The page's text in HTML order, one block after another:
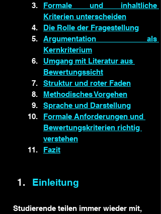
Formale und inhaltliche
Kriterien unterscheiden
Die Rolle der Fragestellung
Argumentation als
Kernkriterium
Umgang mit Literatur aus
Bewertungssicht
Struktur und roter Faden
Methodisches Vorgehen
Sprache und Darstellung
Formale Anforderungen und
Bewertungskriterien richtig
verstehen
Fazit
Einleitung
Studierende teilen immer wieder mit,